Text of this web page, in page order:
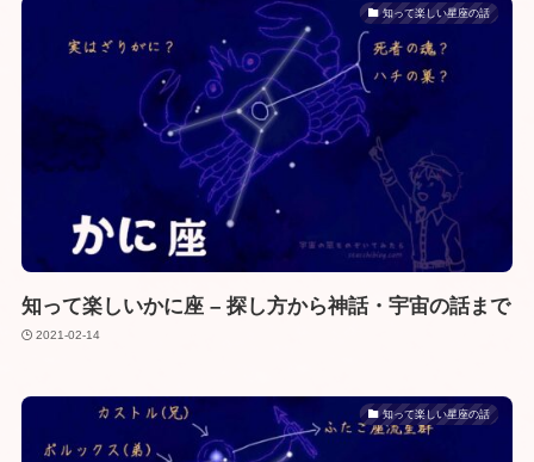
知って楽しい星座の話
知って楽しいかに座 – 探し方から神話・宇宙の話まで
2021-02-14
知って楽しい星座の話